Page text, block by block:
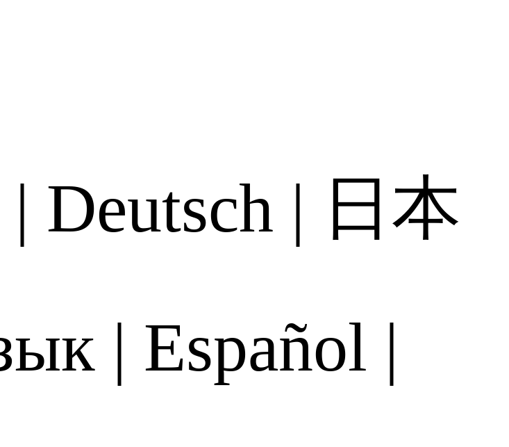
| Deutsch | 日本
| Español |